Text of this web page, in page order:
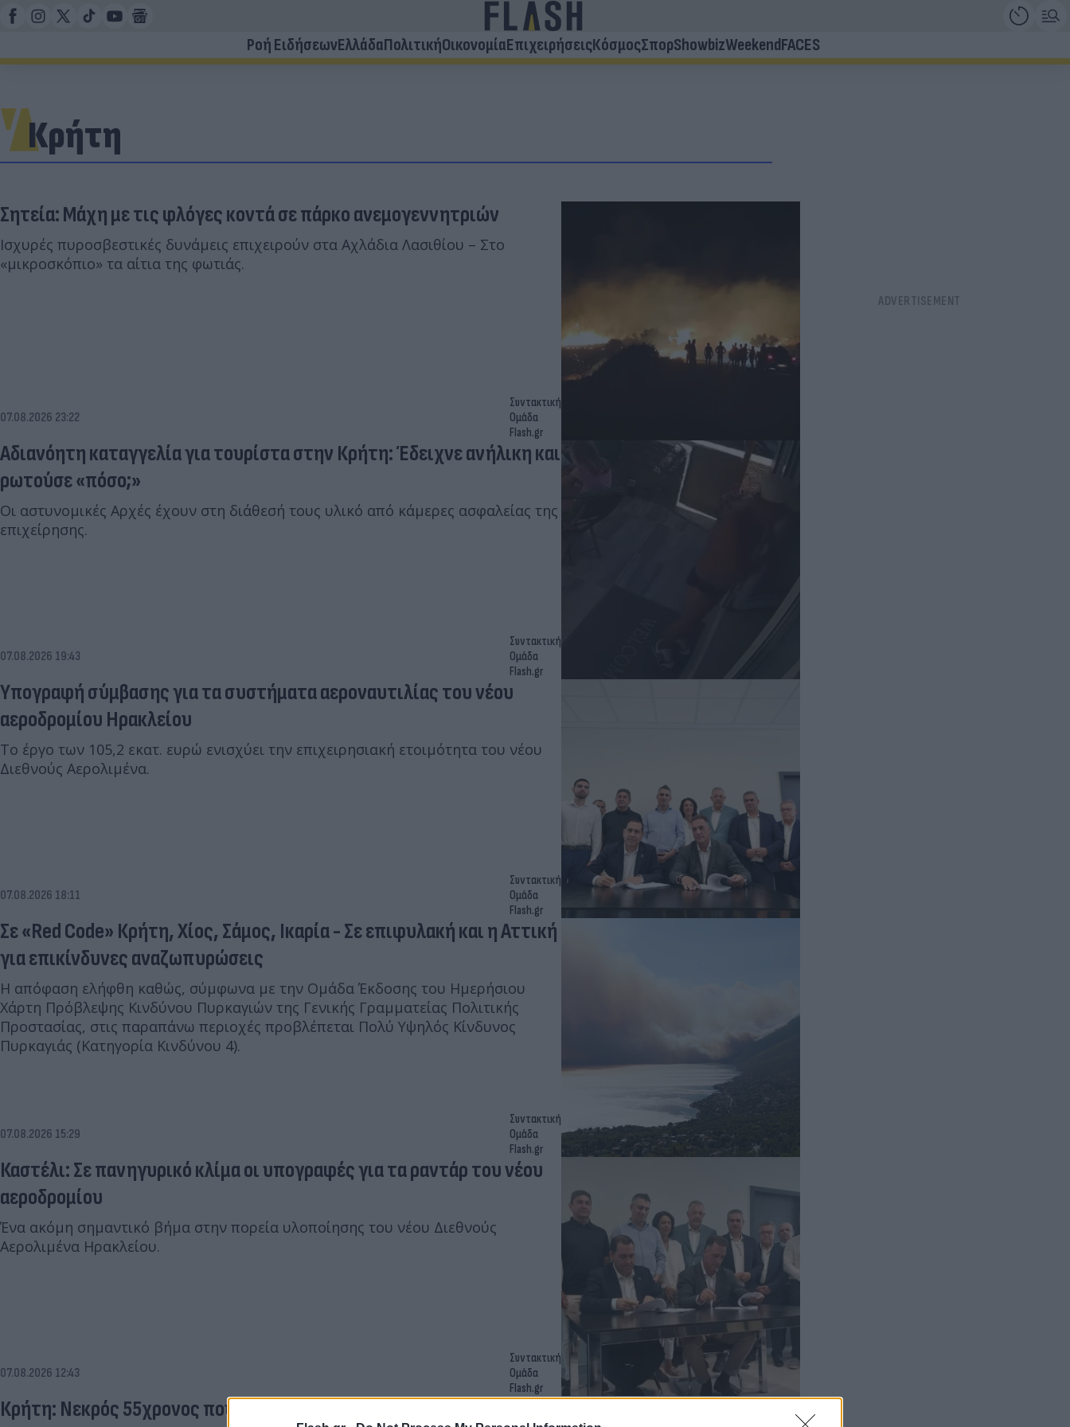
Ροή ΕιδήσεωνΕλλάδαΠολιτικήΟικονομίαΕπιχειρήσειςΚόσμοςΣπορShowbizWeekendFACES
Κρήτη
Σητεία: Μάχη με τις φλόγες κοντά σε πάρκο ανεμογεννητριών
Ισχυρές πυροσβεστικές δυνάμεις επιχειρούν στα Αχλάδια Λασιθίου – Στο
«μικροσκόπιο» τα αίτια της φωτιάς.
07.08.2026 23:22
Συντακτική
Ομάδα
Flash.gr
Αδιανόητη καταγγελία για τουρίστα στην Κρήτη: Έδειχνε ανήλικη και
ρωτούσε «πόσο;»
Οι αστυνομικές Αρχές έχουν στη διάθεσή τους υλικό από κάμερες ασφαλείας της
επιχείρησης.
07.08.2026 19:43
Συντακτική
Ομάδα
Flash.gr
Υπογραφή σύμβασης για τα συστήματα αεροναυτιλίας του νέου
αεροδρομίου Ηρακλείου
Το έργο των 105,2 εκατ. ευρώ ενισχύει την επιχειρησιακή ετοιμότητα του νέου
Διεθνούς Αερολιμένα.
07.08.2026 18:11
Συντακτική
Ομάδα
Flash.gr
Σε «Red Code» Κρήτη, Χίος, Σάμος, Ικαρία - Σε επιφυλακή και η Αττική
για επικίνδυνες αναζωπυρώσεις
Η απόφαση ελήφθη καθώς, σύμφωνα με την Ομάδα Έκδοσης του Ημερήσιου
Χάρτη Πρόβλεψης Κινδύνου Πυρκαγιών της Γενικής Γραμματείας Πολιτικής
Προστασίας, στις παραπάνω περιοχές προβλέπεται Πολύ Υψηλός Κίνδυνος
Πυρκαγιάς (Κατηγορία Κινδύνου 4).
07.08.2026 15:29
Συντακτική
Ομάδα
Flash.gr
Καστέλι: Σε πανηγυρικό κλίμα οι υπογραφές για τα ραντάρ του νέου
αεροδρομίου
Ένα ακόμη σημαντικό βήμα στην πορεία υλοποίησης του νέου Διεθνούς
Αερολιμένα Ηρακλείου.
07.08.2026 12:43
Συντακτική
Ομάδα
Flash.gr
Κρήτη: Νεκρός 55χρονος που έκανε ηλιοθεραπεία και κατέρρευσε σε